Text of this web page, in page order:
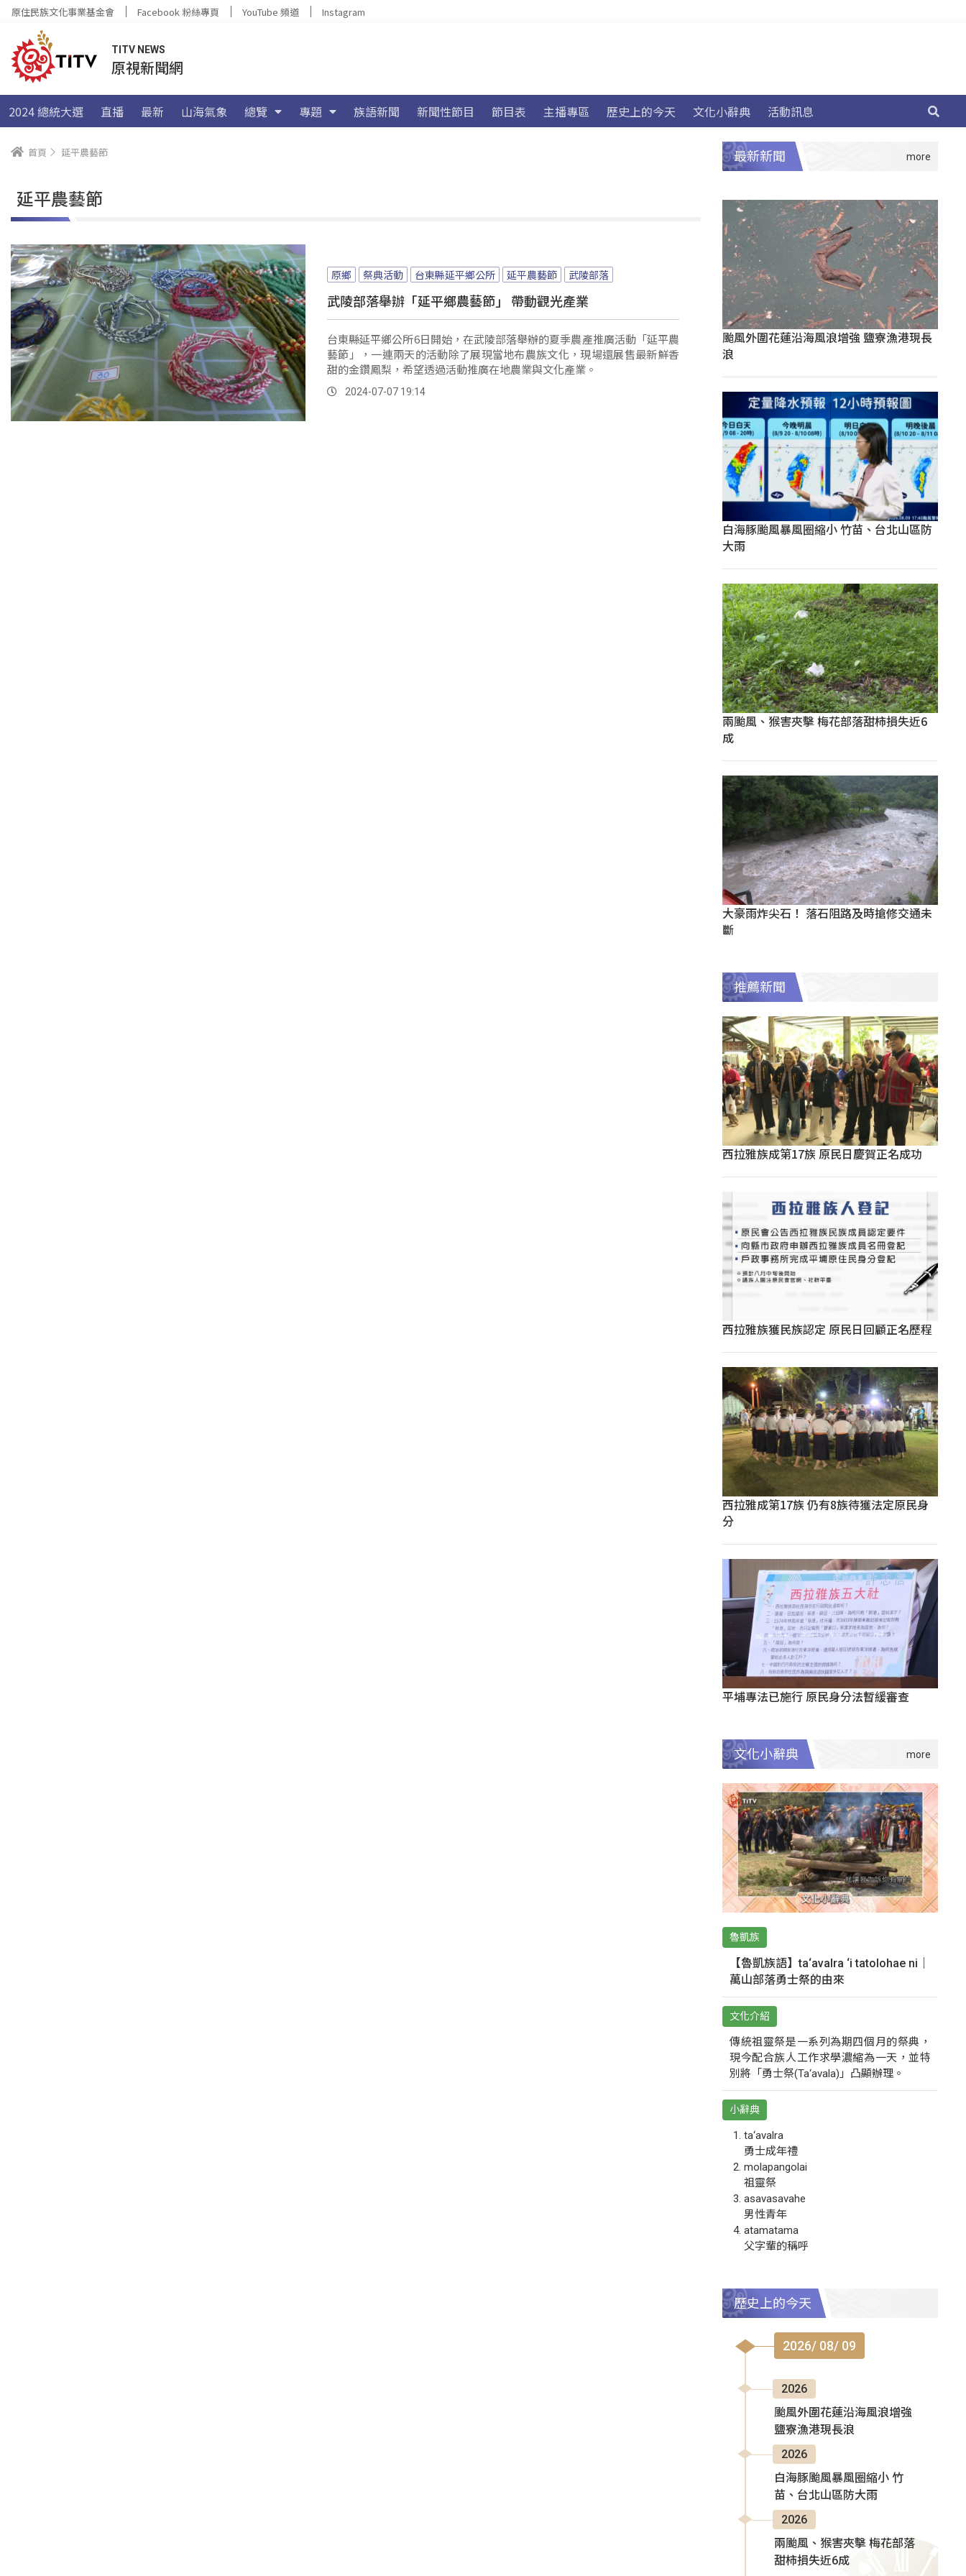
原住民族文化事業基金會 Facebook 粉絲專頁 YouTube 頻道 Instagram
TITV NEWS
原視新聞網
2024 總統大選 直播 最新 山海氣象 總覽 專題 族語新聞 新聞性節目 節目表 主播專區 歷史上的今天 文化小辭典 活動訊息
首頁 延平農藝節
延平農藝節
原鄉 祭典活動 台東縣延平鄉公所 延平農藝節 武陵部落
武陵部落舉辦「延平鄉農藝節」 帶動觀光產業
台東縣延平鄉公所6日開始，在武陵部落舉辦的夏季農產推廣活動「延平農
藝節」，一連兩天的活動除了展現當地布農族文化，現場還展售最新鮮香
甜的金鑽鳳梨，希望透過活動推廣在地農業與文化產業。
2024-07-07 19:14
最新新聞
颱風外圍花蓮沿海風浪增強 鹽寮漁港現長
浪
白海豚颱風暴風圈縮小 竹苗、台北山區防
大雨
兩颱風、猴害夾擊 梅花部落甜柿損失近6
成
大豪雨炸尖石！ 落石阻路及時搶修交通未
斷
推薦新聞
西拉雅族成第17族 原民日慶賀正名成功
西拉雅族獲民族認定 原民日回顧正名歷程
西拉雅成第17族 仍有8族待獲法定原民身
分
平埔專法已施行 原民身分法暫緩審查
文化小辭典
魯凱族
【魯凱族語】ta‘avalra ‘i tatolohae ni｜
萬山部落勇士祭的由來
文化介紹
傳統祖靈祭是一系列為期四個月的祭典，
現今配合族人工作求學濃縮為一天，並特
別將「勇士祭(Ta‘avala)」凸顯辦理。
小辭典
ta‘avalra
勇士成年禮
molapangolai
祖靈祭
asavasavahe
男性青年
atamatama
父字輩的稱呼
歷史上的今天
2026/ 08/ 09
2026
颱風外圍花蓮沿海風浪增強
鹽寮漁港現長浪
2026
白海豚颱風暴風圈縮小 竹
苗、台北山區防大雨
2026
兩颱風、猴害夾擊 梅花部落
甜柿損失近6成